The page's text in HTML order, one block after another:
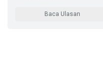
Baca Ulasan